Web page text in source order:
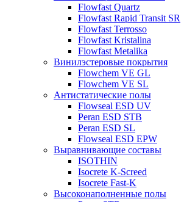
Flowfast Quartz
Flowfast Rapid Transit SR
Flowfast Terrosso
Flowfast Kristalina
Flowfast Metalika
Винилэстеровые покрытия
Flowchem VE GL
Flowchem VE SL
Антистатические полы
Flowseal ESD UV
Peran ESD STB
Peran ESD SL
Flowseal ESD EPW
Выравнивающие составы
ISOTHIN
Isocrete K-Screed
Isocrete Fast-K
Высоконаполненные полы